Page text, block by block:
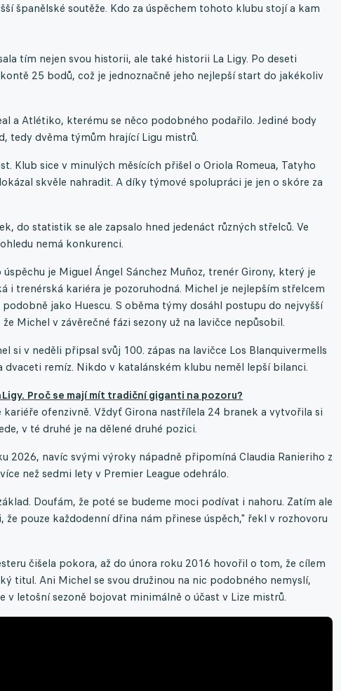
španělské soutěže. Kdo za úspěchem tohoto klubu stojí a kam
tím nejen svou historii, ale také historii La Ligy. Po deseti
25 bodů, což je jednoznačně jeho nejlepší start do jakékoliv
a Atlétiko, kterému se něco podobného podařilo. Jediné body
tedy dvěma týmům hrající Ligu mistrů.
Klub sice v minulých měsících přišel o Oriola Romeua, Tatyho
skvěle nahradit. A díky týmové spolupráci je jen o skóre za
do statistik se ale zapsalo hned jedenáct různých střelců. Ve
nemá konkurenci.
je Miguel Ángel Sánchez Muñoz, trenér Girony, který je
i trenérská kariéra je pozoruhodná. Michel je nejlepším střelcem
jako Huescu. S oběma týmy dosáhl postupu do nejvyšší
Michel v závěrečné fázi sezony už na lavičce nepůsobil.
si v neděli připsal svůj 100. zápas na lavičce Los Blanquivermells
remíz. Nikdo v katalánském klubu neměl lepší bilanci.
Proč se mají mít tradiční giganti na pozoru?
ofenzivně. Vždyť Girona nastřílela 24 branek a vytvořila si
v té druhé je na dělené druhé pozici.
2026, navíc svými výroky nápadně připomíná Claudia Ranieriho z
než sedmi lety v Premier League odehrálo.
Doufám, že poté se budeme moci podívat i nahoru. Zatím ale
pouze každodenní dřina nám přinese úspěch," řekl v rozhovoru
čišela pokora, až do února roku 2016 hovořil o tom, že cílem
titul. Ani Michel se svou družinou na nic podobného nemyslí,
v letošní sezoně bojovat minimálně o účast v Lize mistrů.